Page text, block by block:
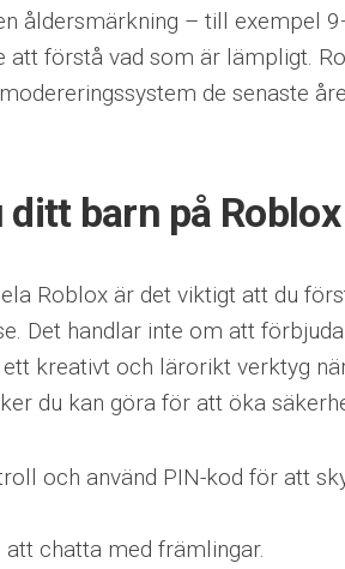
åldersmärkning – till exempel
att förstå vad som är lämpligt.
de senaste
ditt barn på Roblox
Roblox är det viktigt att du
Det handlar inte om att
kreativt och lärorikt verktyg
du kan göra för att öka
och använd PIN-kod för att
chatta med främlingar.